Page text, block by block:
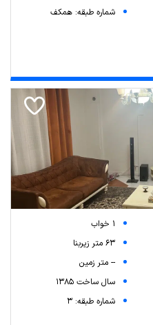
شماره طبقه: همکف
1 خواب
63 متر زیربنا
-- متر زمین
سال ساخت 1385
شماره طبقه: 3